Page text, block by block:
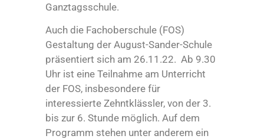
Ganztagsschule.
Auch die Fachoberschule (FOS)
Gestaltung der August-Sander-Schule
präsentiert sich am 26.11.22. Ab 9.30
Uhr ist eine Teilnahme am Unterricht
der FOS, insbesondere für
interessierte Zehntklässler, von der 3.
bis zur 6. Stunde möglich. Auf dem
Programm stehen unter anderem ein